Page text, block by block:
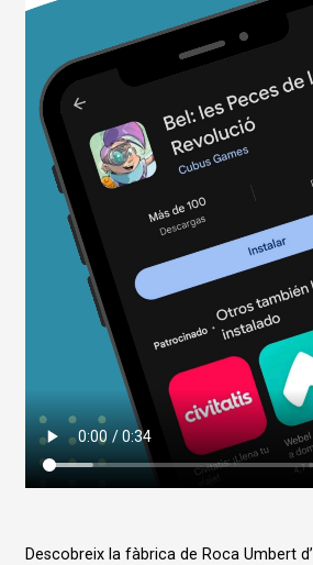
Descobreix la fàbrica de Roca Umbert